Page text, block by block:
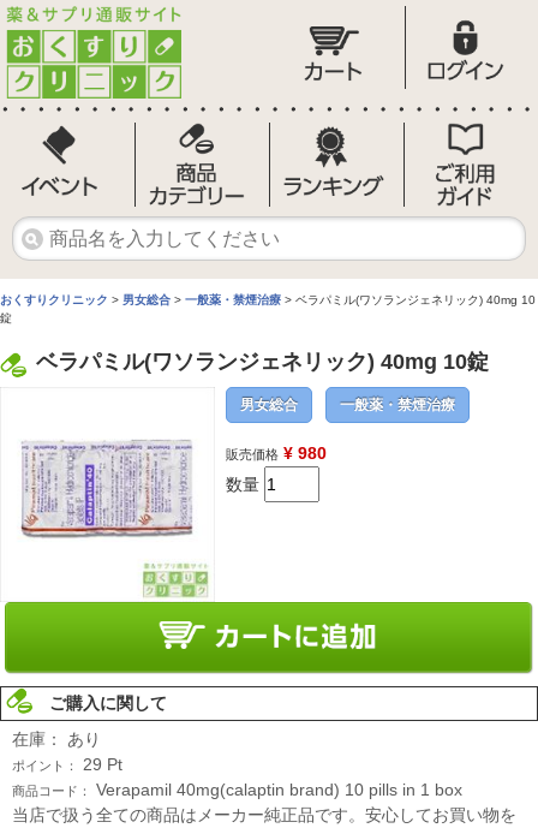
おくすりクリニック > 男女総合 > 一般薬・禁煙治療 > ベラパミル(ワソランジェネリック) 40mg 10
錠
ベラパミル(ワソランジェネリック) 40mg 10錠
男女総合 一般薬・禁煙治療
販売価格 ¥ 980
数量
ご購入に関して
在庫： あり
ポイント： 29 Pt
商品コード：
Verapamil 40mg(calaptin brand) 10 pills in 1 box
当店で扱う全ての商品はメーカー純正品です。安心してお買い物を